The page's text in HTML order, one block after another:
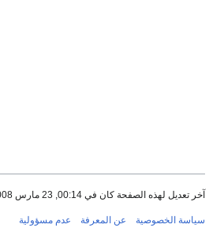
آخر تعديل لهذه الصفحة كان في 00:14, 23 مارس 2008.
سياسة الخصوصية عن المعرفة عدم مسؤولية